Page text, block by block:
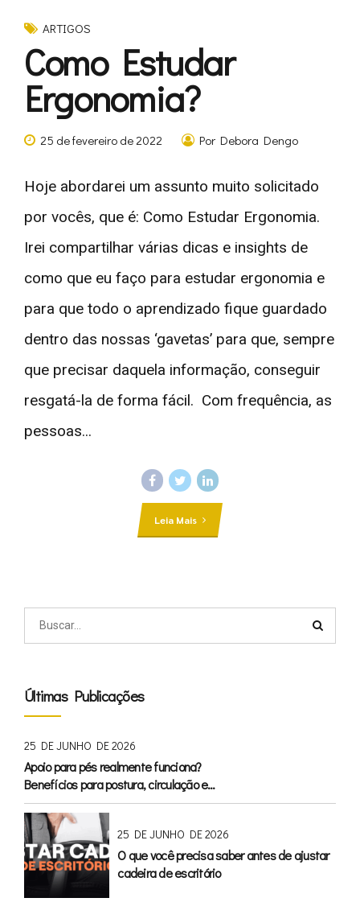
ARTIGOS
Como Estudar
Ergonomia?
25 de fevereiro de 2022 Por Debora Dengo
Hoje abordarei um assunto muito solicitado
por vocês, que é: Como Estudar Ergonomia.
Irei compartilhar várias dicas e insights de
como que eu faço para estudar ergonomia e
para que todo o aprendizado fique guardado
dentro das nossas ‘gavetas’ para que, sempre
que precisar daquela informação, conseguir
resgatá-la de forma fácil. Com frequência, as
pessoas...
Leia Mais
Últimas Publicações
25 DE JUNHO DE 2026
Apoio para pés realmente funciona?
Benefícios para postura, circulação e
conforto
25 DE JUNHO DE 2026
O que você precisa saber antes de ajustar
cadeira de escritório